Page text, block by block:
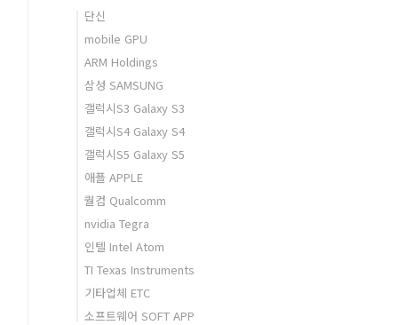
단신
mobile GPU
ARM Holdings
삼성 SAMSUNG
갤럭시S3 Galaxy S3
갤럭시S4 Galaxy S4
갤럭시S5 Galaxy S5
애플 APPLE
퀄컴 Qualcomm
nvidia Tegra
인텔 Intel Atom
TI Texas Instruments
기타업체 ETC
소프트웨어 SOFT APP